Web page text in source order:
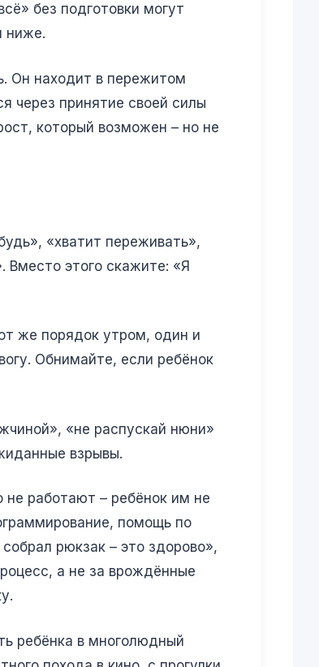
без подготовки могут
ниже.
Он находит в пережитом
через принятие своей силы
который возможен – но не
«хватит переживать»,
Вместо этого скажите: «Я
же порядок утром, один и
Обнимайте, если ребёнок
«не распускай нюни»
взрывы.
не работают – ребёнок им не
помощь по
рюкзак – это здорово»,
а не за врождённые
ребёнка в многолюдный